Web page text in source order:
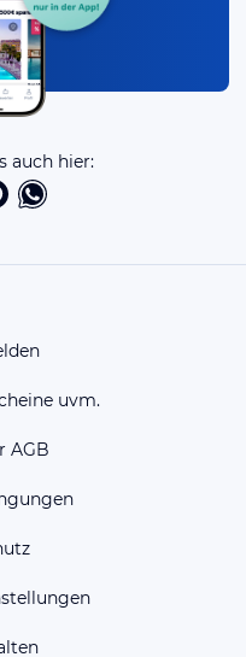
auch hier:
uvm.
AGB